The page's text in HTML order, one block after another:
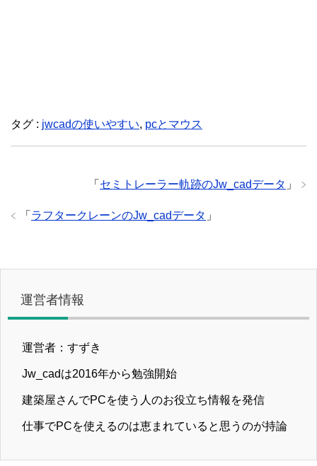
タグ : jwcadの使いやすい, pcとマウス
「 セミトレーラー軌跡のJw_cadデータ 」
「 ラフタークレーンのJw_cadデータ 」
運営者情報
運営者：すずき
Jw_cadは2016年から勉強開始
建築屋さんでPCを使う人のお役立ち情報を発信
仕事でPCを使えるのは恵まれていると思うのが持論